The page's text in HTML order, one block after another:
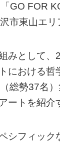
GO FOR
市東山エリ
みとして
における哲
総勢37名
ートを紹介
シフィッ